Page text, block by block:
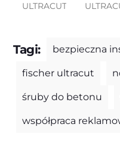
ULTRACUT
Tagi: bezpieczna
fischer ultracut
śruby do betonu
współpraca